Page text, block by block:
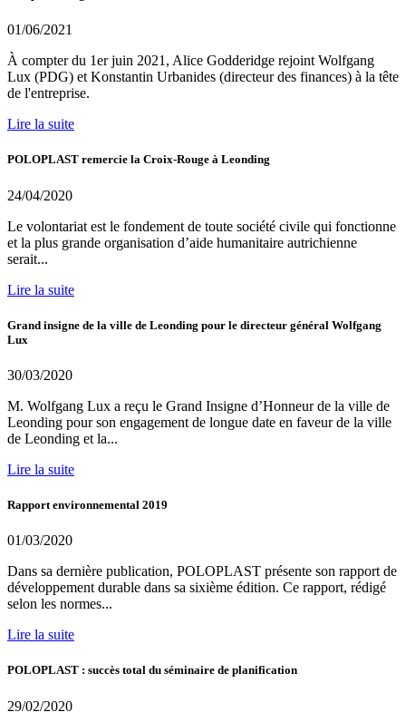
01/06/2021
À compter du 1er juin 2021, Alice Godderidge rejoint Wolfgang
Lux (PDG) et Konstantin Urbanides (directeur des finances) à la tête
de l'entreprise.
Lire la suite
POLOPLAST remercie la Croix-Rouge à Leonding
24/04/2020
Le volontariat est le fondement de toute société civile qui fonctionne
et la plus grande organisation d’aide humanitaire autrichienne
serait...
Lire la suite
Grand insigne de la ville de Leonding pour le directeur général Wolfgang
Lux
30/03/2020
M. Wolfgang Lux a reçu le Grand Insigne d’Honneur de la ville de
Leonding pour son engagement de longue date en faveur de la ville
de Leonding et la...
Lire la suite
Rapport environnemental 2019
01/03/2020
Dans sa dernière publication, POLOPLAST présente son rapport de
développement durable dans sa sixième édition. Ce rapport, rédigé
selon les normes...
Lire la suite
POLOPLAST : succès total du séminaire de planification
29/02/2020